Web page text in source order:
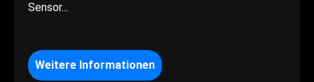
Sensor...
Weitere Informationen